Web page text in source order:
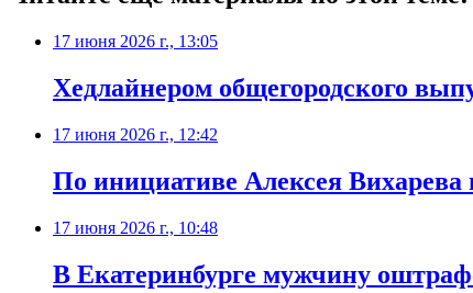
17 июня 2026 г., 13:05
Хедлайнером общегородского
17 июня 2026 г., 12:42
По инициативе Алексея Вихарева
17 июня 2026 г., 10:48
В Екатеринбурге мужчину